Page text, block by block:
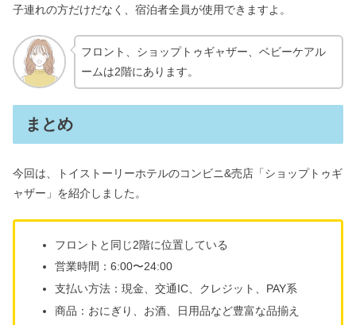
子連れの方だけだなく、宿泊者全員が使用できますよ。
フロント、ショップトゥギャザー、ベビーケアル
ームは2階にあります。
まとめ
今回は、トイストーリーホテルのコンビニ&売店「ショップトゥギ
ャザー」を紹介しました。
フロントと同じ2階に位置している
営業時間：6:00〜24:00
支払い方法：現金、交通IC、クレジット、PAY系
商品：おにぎり、お酒、日用品など豊富な品揃え